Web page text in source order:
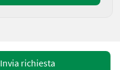
Invia richiesta